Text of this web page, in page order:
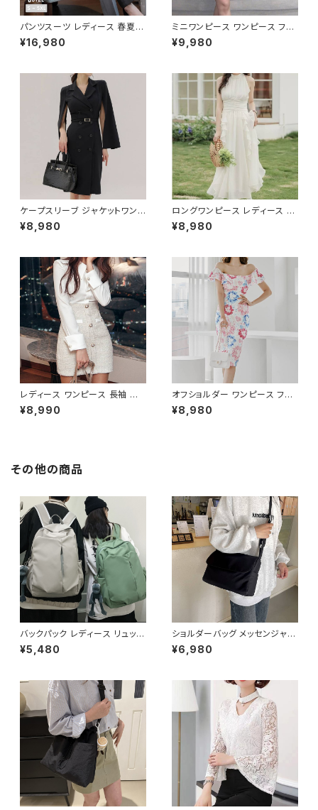
パンツスーツ レディース 春夏
秋冬 春 夏 秋 冬 黒 紺 スーツ
上下セット 2点セット ジャケット
ビジネススーツ ロング パンツス
ーツ ロングパンツ ペプラム ノー
カラースーツ ペプラムジャケット
レディーススーツ 大きいサイズ
オフィス OL オフィスカジュアル
ビジネス 結婚式 パーティー お
呼ばれ ブラック ネイビー グレ
ー S M L XL 2XL 3XL 4XL 5
XL 10代 20代 30代 40代 C-
WAW1079
¥16,980
ミニワンピース ワンピース フェ
ザーデザイン タイトワンピース
チューブトップ レディース 春夏
ワンピドレス OL エレガント フ
ォーマル ブラック ボルドー ホワ
イト 大きいサイズ きれいめ ドレ
スワンピース お呼ばれ 韓国 フ
ァッション オフィスカジュアル 韓
国風 キャバドレス ナイトドレス
ナイトワンピ カジュアル 10代 2
0代 30代 40代 C-OSS0127
¥9,980
ケープスリーブ ジャケットワンピ
ース ベルト付き ワンピース レデ
ィース 長袖 襟付き タイト スー
ート 二次会 結婚式 春 夏 秋 冬
お呼ばれ ブラック ベージュ お
しゃれ 高見え 20代 30代 40代
フォーマル 体型カバー 人気 トレ
ンド C-OSS0136
¥8,980
ロングワンピース レディース シ
フォン フリル ハイネック ノース
リーブ フレア Aライン エレガン
秋 冬 お呼ばれ デート 食事会
フォーマル リゾート パーティー
人気 大人可愛い ホワイト C-O
¥8,980
レディース ワンピース 長袖 シャ
ツワンピース ツイード切替 ミニ
ワンピース 上品 フォーマル ホ
冬 着痩せ効果 きちんと見え カ
¥8,990
オフショルダー ワンピース フラ
ワー柄 タイトワンピース ドレス
花柄ワンピ 春夏 エレガント 大
¥8,980
その他の商品
バックパック レディース リュック
春夏 秋冬 春 夏 秋 冬 黒 バッグ
大容量 リュックサック かばん ロ
中学生 男の子 女の子 A4 B4
シンプル バッグパック バック ロ
ゴ ブラック アイボリー ピンク ラ
イトグリーン グレー バッグパッ
ク 学校 カレッジコーデ カジュ
アル デイリー お出かけ K-B00
¥5,480
ショルダーバッグ メッセンジャー
バッグ 韓国バッグ レディース 斜
めがけ 軽量 シンプル 大容量 可
レッド ピンク K-B0208
¥6,980